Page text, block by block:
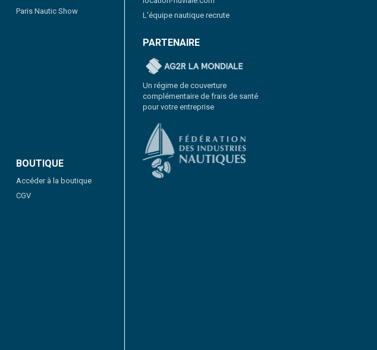
Paris Nautic Show
BOUTIQUE
Accéder à la boutique
CGV
L'équipe nautique recrute
PARTENAIRE
Un régime de couverture
complémentaire de frais de santé
pour votre entreprise